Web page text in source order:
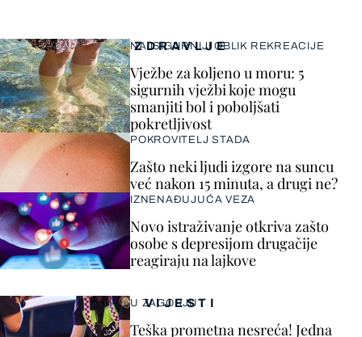
VIJESTI
U ZAGORJU
Teška prometna nesreća! Jedna
ZDRAVLJE
NAJSIGURNIJI OBLIK REKREACIJE
Vježbe za koljeno u moru: 5
sigurnih vježbi koje mogu
smanjiti bol i poboljšati
pokretljivost
POKROVITELJ STADA
Zašto neki ljudi izgore na suncu
već nakon 15 minuta, a drugi ne?
IZNENAĐUJUĆA VEZA
Novo istraživanje otkriva zašto
osobe s depresijom drugačije
reagiraju na lajkove